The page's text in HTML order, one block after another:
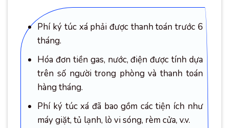
Phí ký túc xá phải được thanh toán trước 6
tháng.
Hóa đơn tiền gas, nước, điện được tính dựa
trên số người trong phòng và thanh toán
hàng tháng.
Phí ký túc xá đã bao gồm các tiện ích như
máy giặt, tủ lạnh, lò vi sóng, rèm cửa, v.v.